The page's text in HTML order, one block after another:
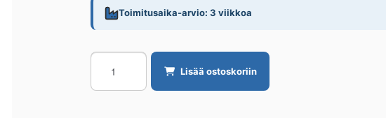
Toimitusaika-arvio: 3 viikkoa
Säiliön
tiiviste
IDO
Lisää ostoskoriin